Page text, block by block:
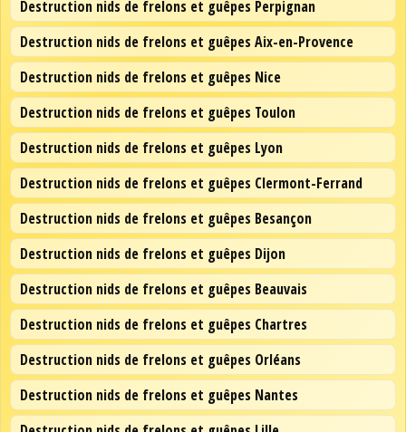
Destruction nids de frelons et guêpes Perpignan
Destruction nids de frelons et guêpes Aix-en-Provence
Destruction nids de frelons et guêpes Nice
Destruction nids de frelons et guêpes Toulon
Destruction nids de frelons et guêpes Lyon
Destruction nids de frelons et guêpes Clermont-Ferrand
Destruction nids de frelons et guêpes Besançon
Destruction nids de frelons et guêpes Dijon
Destruction nids de frelons et guêpes Beauvais
Destruction nids de frelons et guêpes Chartres
Destruction nids de frelons et guêpes Orléans
Destruction nids de frelons et guêpes Nantes